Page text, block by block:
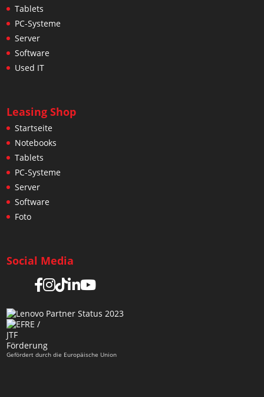
Tablets
PC-Systeme
Server
Software
Used IT
Leasing Shop
Startseite
Notebooks
Tablets
PC-Systeme
Server
Software
Foto
Social Media
Gefördert durch die Europäische Union